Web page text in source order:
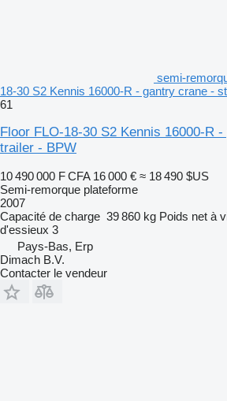
semi-
18-30 S2 Kennis 16000-R - gantry crane -
61
Floor FLO-18-30 S2 Kennis 16000-R
trailer - BPW
10 490 000 F CFA 16 000 € ≈ 18 490 $US
Semi-remorque plateforme
2007
Capacité de charge 39 860 kg Poids net à
d'essieux 3
Pays-Bas, Erp
Dimach B.V.
Contacter le vendeur